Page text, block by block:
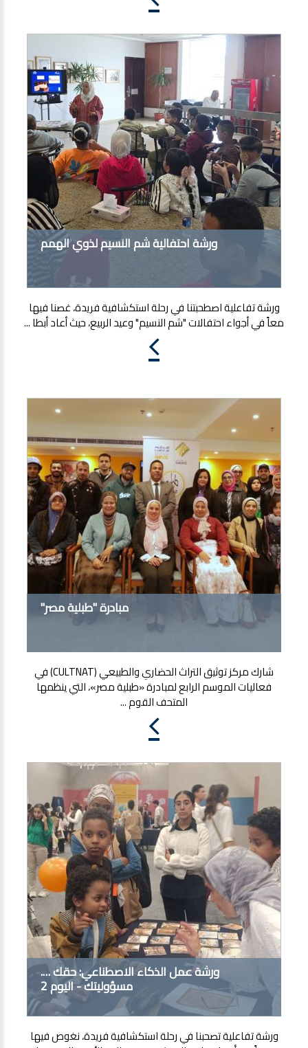
ورشة احتفالية شم النسيم لذوي الهمم
ورشة تفاعلية اصطحبتنا في رحلة استكشافية فريدة، غصنا فيها
معاً في أجواء احتفالات "شم النسيم" وعيد الربيع، حيث أعاد أبطا ...
مبادرة "طبلية مصر"
شارك مركز توثيق التراث الحضاري والطبيعي (CULTNAT) في
فعاليات الموسم الرابع لمبادرة «طبلية مصر»، التي ينظمها
المتحف القوم ...
ورشة عمل الذكاء الاصطناعي: حقك ….
مسؤوليتك - اليوم 2
ورشة تفاعلية تصحبنا في رحلة استكشافية فريدة، نغوص فيها